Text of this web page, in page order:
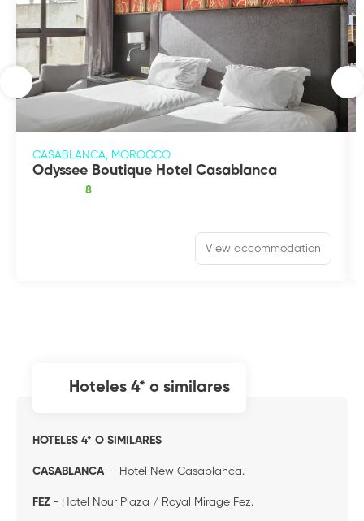
CASABLANCA, MOROCCO
Odyssee Boutique Hotel Casablanca
8
View accommodation
hoteles 4* o similares
HOTELES 4* O SIMILARES
CASABLANCA - Hotel New Casablanca.
FEZ - Hotel Nour Plaza / Royal Mirage Fez.